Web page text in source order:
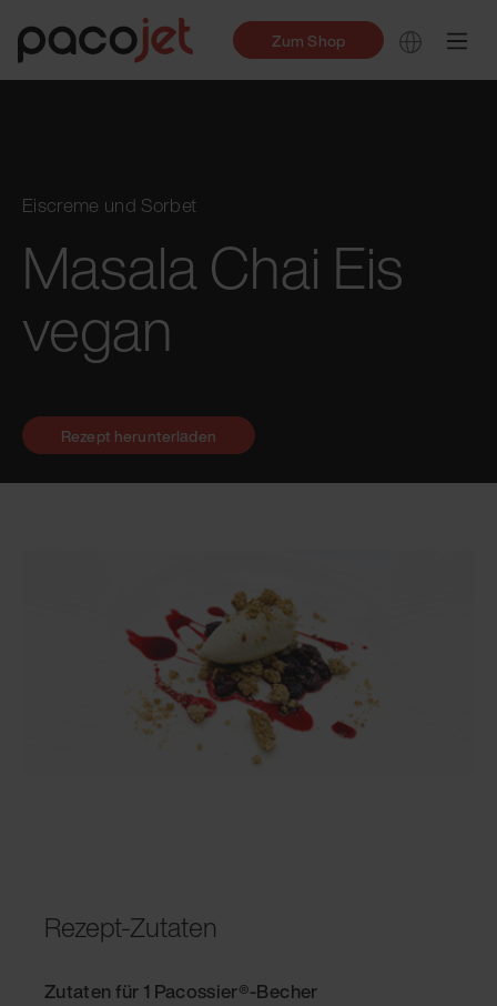
Zum Shop
Eiscreme und Sorbet
Masala Chai Eis
vegan
Rezept-Zutaten
Zutaten für 1 Pacossier®-Becher
Rezept herunterladen